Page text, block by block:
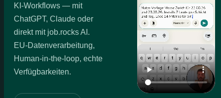
KI-Workflows — mit
ChatGPT, Claude oder
direkt mit job.rocks AI.
EU-Datenverarbeitung,
Human-in-the-loop, echte
Verfügbarkeiten.